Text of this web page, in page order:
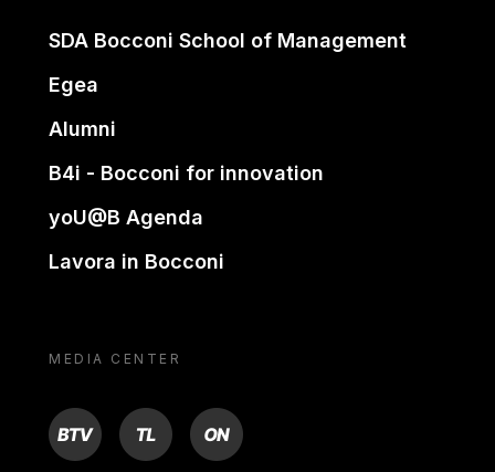
SDA Bocconi School of Management
Egea
Alumni
B4i - Bocconi for innovation
yoU@B Agenda
Lavora in Bocconi
MEDIA CENTER
BTV TL ON